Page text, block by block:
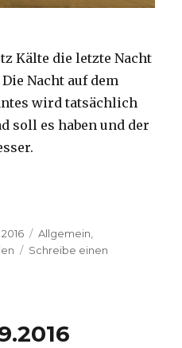
Kälte die letzte Nacht
Nacht auf dem
wird tatsächlich
soll es haben und der
Kategorien
Allgemein
Schreibe einen